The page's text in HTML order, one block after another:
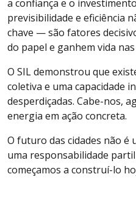
a confiança e o
previsibilidade e eficiência
chave — são fatores
do papel e ganhem vida nas
O SIL demonstrou que
coletiva e uma capacidade
desperdiçadas. Cabe-nos,
energia em ação concreta.
O futuro das cidades não
uma responsabilidade
começamos a construí-lo